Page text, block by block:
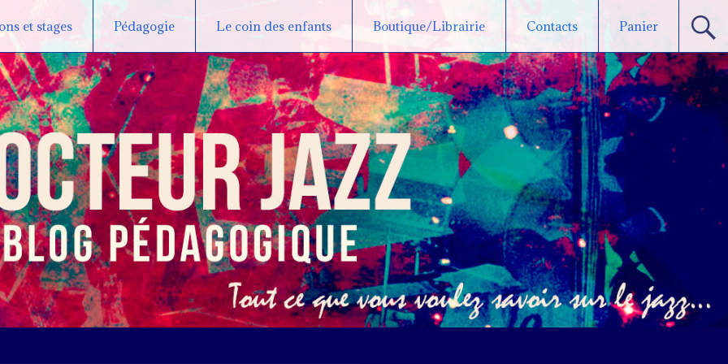
et stages Pédagogie Le coin des enfants Boutique/Librairie Contacts Panier